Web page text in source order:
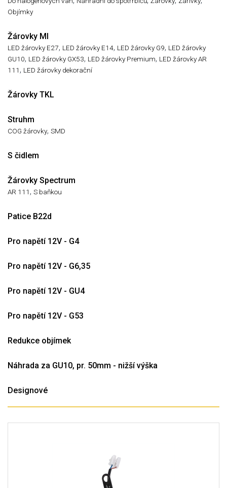
Objímky
Žárovky MI
LED žárovky E27, LED žárovky E14, LED žárovky G9, LED žárovky
GU10, LED žárovky GX53, LED žárovky Premium, LED žárovky AR
111 , LED žárovky dekorační
Žárovky TKL
Struhm
COG žárovky, SMD
S čidlem
Žárovky Spectrum
AR 111 , S baňkou
Patice B22d
Pro napětí 12V - G4
Pro napětí 12V - G6,35
Pro napětí 12V - GU4
Pro napětí 12V - G53
Redukce objímek
Náhrada za GU10, pr. 50mm - nižší výška
Designové